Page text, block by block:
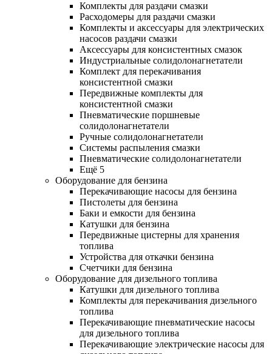
Комплекты для раздачи смазки
Расходомеры для раздачи смазки
Комплекты и аксессуары для электрических
насосов раздачи смазки
Аксессуары для консистентных смазок
Индустриальные солидолонагнетатели
Комплект для перекачивания
консистентной смазки
Передвижные комплекты для
консистентной смазки
Пневматические поршневые
солидолонагнетатели
Ручные солидолонагнетатели
Системы распыления смазки
Пневматические солидолонагнетатели
Ещё 5
Оборудование для бензина
Перекачивающие насосы для бензина
Пистолеты для бензина
Баки и емкости для бензина
Катушки для бензина
Передвижные цистерны для хранения
топлива
Устройства для откачки бензина
Счетчики для бензина
Оборудование для дизельного топлива
Катушки для дизельного топлива
Комплекты для перекачивания дизельного
топлива
Перекачивающие пневматические насосы
для дизельного топлива
Перекачивающие электрические насосы для